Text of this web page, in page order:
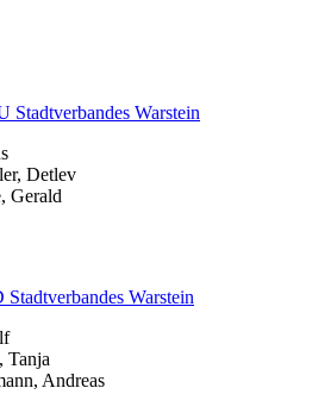
Stadtverbandes Warstein
Detlev
Gerald
Warstein
Tanja
Andreas